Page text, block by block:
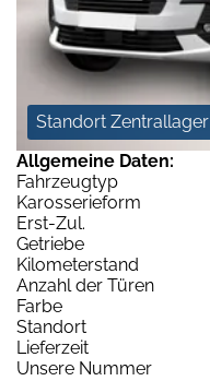
Standort Zentrallager
Allgemeine Daten:
Fahrzeugtyp
Karosserieform
Erst-Zul.
Getriebe
Kilometerstand
Anzahl der Türen
Farbe
Standort
Lieferzeit
Unsere Nummer